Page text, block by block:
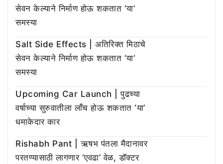
सेवन केल्याने निर्माण होऊ शकतात ‘या’
समस्या
Salt Side Effects | अतिरिक्त मिठाचे
सेवन केल्याने निर्माण होऊ शकतात ‘या’
समस्या
Upcoming Car Launch | पुढच्या
वर्षाच्या सुरुवातीला लाँच होऊ शकतात ‘या’
धमाकेदार कार
Rishabh Pant | ऋषभ पंतला मैदानावर
परतण्यासाठी लागणार ‘एवढा’ वेळ, डॉक्टर